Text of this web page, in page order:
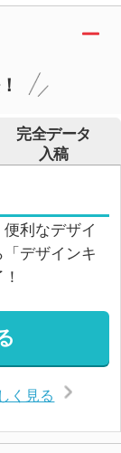
完全データ
入稿
利なデザイ
デザインキ
く見る